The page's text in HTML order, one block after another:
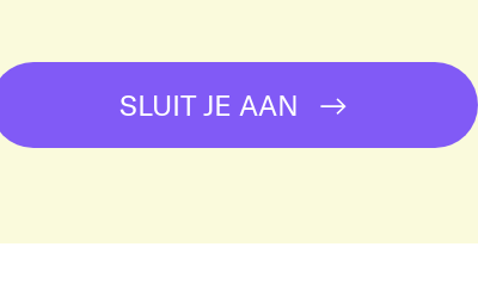
SLUIT JE AAN